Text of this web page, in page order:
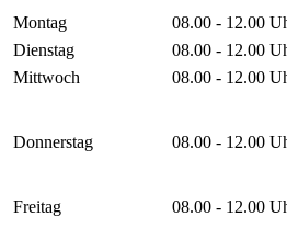
Montag 08.00 - 12.00
Dienstag
08.00 - 12.00
Mittwoch
08.00 - 12.00
Donnerstag 08.00 - 12.00
Freitag 08.00 - 12.00